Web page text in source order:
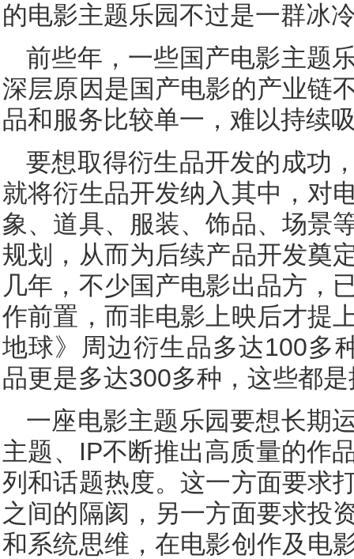
的电影主题乐园不过是一群冰
前些年，一些国产电影主题
深层原因是国产电影的产业链
品和服务比较单一，难以持续
要想取得衍生品开发的成功
就将衍生品开发纳入其中，对
象、道具、服装、饰品、场景
规划，从而为后续产品开发奠
几年，不少国产电影出品方，
作前置，而非电影上映后才提
地球》周边衍生品多达100多
品更是多达300多种，这些都
一座电影主题乐园要想长期
主题、IP不断推出高质量的作
列和话题热度。这一方面要求
之间的隔阂，另一方面要求投
和系统思维，在电影创作及电